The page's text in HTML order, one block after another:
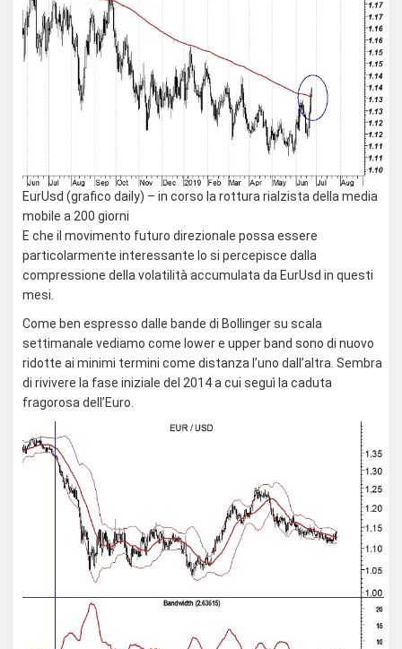
EurUsd (grafico daily) – in corso la rottura rialzista della media
mobile a 200 giorni
E che il movimento futuro direzionale possa essere
particolarmente interessante lo si percepisce dalla
compressione della volatilità accumulata da EurUsd in questi
mesi.
Come ben espresso dalle bande di Bollinger su scala
settimanale vediamo come lower e upper band sono di nuovo
ridotte ai minimi termini come distanza l’uno dall’altra. Sembra
di rivivere la fase iniziale del 2014 a cui seguì la caduta
fragorosa dell’Euro.